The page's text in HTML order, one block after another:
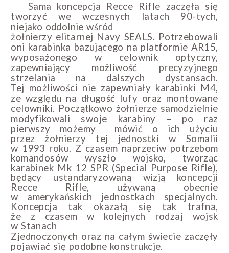
Sama koncepcja Recce Rifle zaczęła się
tworzyć we wczesnych latach 90-tych,
niejako oddolnie wśród
żołnierzy elitarnej Navy SEALS. Potrzebowali
oni karabinka bazującego na platformie AR15,
wyposażonego w celownik optyczny,
zapewniający możliwość precyzyjnego
strzelania na dalszych dystansach.
Tej możliwości nie zapewniały karabinki M4,
ze względu na długość lufy oraz montowane
celowniki. Początkowo żołnierze samodzielnie
modyfikowali swoje karabiny – po raz
pierwszy możemy mówić o ich użyciu
przez żołnierzy tej jednostki w Somalii
w 1993 roku. Z czasem naprzeciw potrzebom
komandosów wyszło wojsko, tworząc
karabinek Mk 12 SPR (Special Purpose Rifle),
będący ustandaryzowaną wizją koncepcji
Recce Rifle, używaną obecnie
w amerykańskich jednostkach specjalnych.
Koncepcja tak okazałą się tak trafna,
że z czasem w kolejnych rodzaj wojsk
w Stanach
Zjednoczonych oraz na całym świecie zaczęły
pojawiać się podobne konstrukcje.